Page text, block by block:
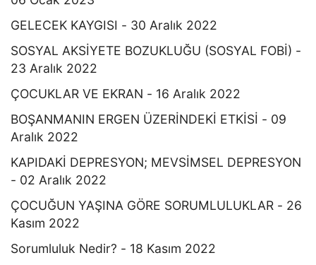
GELECEK KAYGISI - 30 Aralık 2022
SOSYAL AKSİYETE BOZUKLUĞU (SOSYAL FOBİ) -
23 Aralık 2022
ÇOCUKLAR VE EKRAN - 16 Aralık 2022
BOŞANMANIN ERGEN ÜZERİNDEKİ ETKİSİ - 09
Aralık 2022
KAPIDAKİ DEPRESYON; MEVSİMSEL DEPRESYON
- 02 Aralık 2022
ÇOCUĞUN YAŞINA GÖRE SORUMLULUKLAR - 26
Kasım 2022
Sorumluluk Nedir? - 18 Kasım 2022